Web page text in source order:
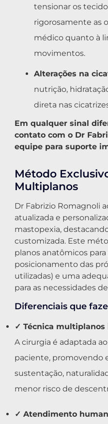
tensionar os
rigorosamente as
médico quanto à
movimentos.
Alterações na
nutrição,
direta nas
Em qualquer sinal
contato com o Dr
equipe para suporte
Método
Multiplanos
Dr Fabrizio Romagnoli
atualizada e
mastopexia,
customizada. Este
planos anatômicos
posicionamento das
utilizadas) e uma
para as necessidades
Diferenciais que
✓ Técnica
A cirurgia é adaptada
paciente, promovendo
sustentação,
menor risco de
✓ Atendimento